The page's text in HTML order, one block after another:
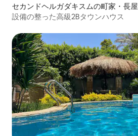
セカンドヘルガダキスムの町家・長屋
設備の整った高級2Bタウンハウス